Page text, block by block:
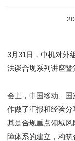
3月31日，中机对外
法谈合规系列讲座暨
会上，中国移动、
作做了汇报和经验
其是合规重点领域
障体系的建立，构筑